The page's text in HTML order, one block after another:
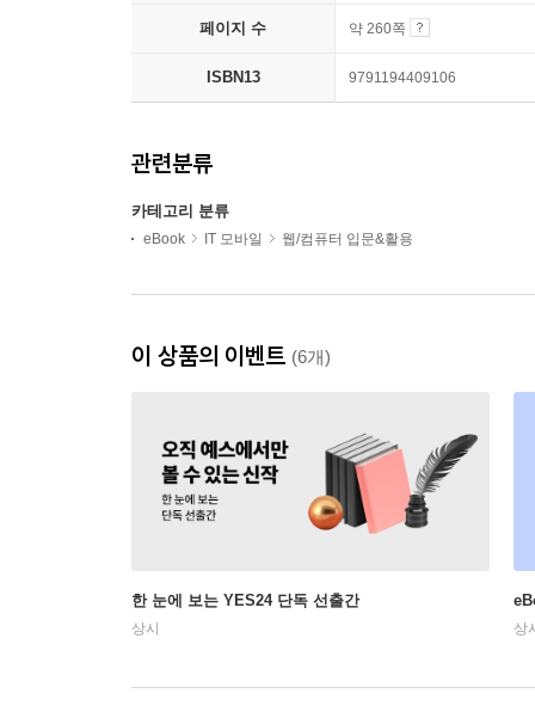
페이지 수 약 260쪽
ISBN13 9791194409106
관련분류
카테고리 분류
eBook IT 모바일 웹/컴퓨터 입문&활용
이 상품의 이벤트 (6개)
한 눈에 보는 YES24 단독 선출간
상시 상